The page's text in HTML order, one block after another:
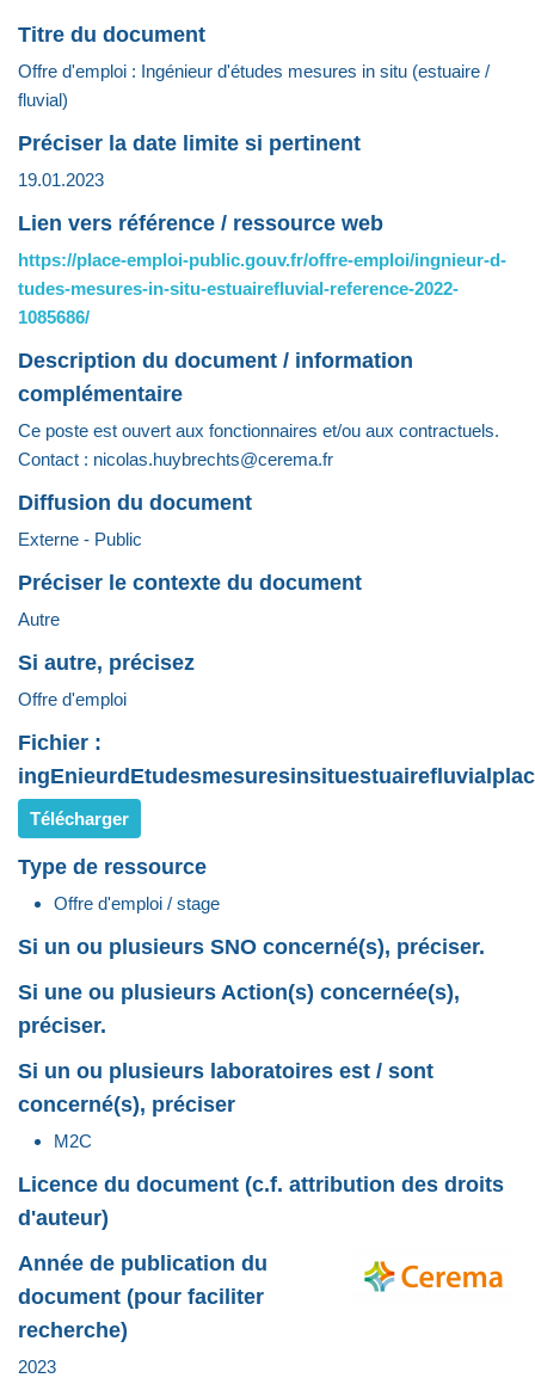
Titre du document
Offre d'emploi : Ingénieur d'études mesures in situ (estuaire /
fluvial)
Préciser la date limite si pertinent
19.01.2023
Lien vers référence / ressource web
https://place-emploi-public.gouv.fr/offre-emploi/ingnieur-d-
tudes-mesures-in-situ-estuairefluvial-reference-2022-
1085686/
Description du document / information
complémentaire
Ce poste est ouvert aux fonctionnaires et/ou aux contractuels.
Contact : nicolas.huybrechts@cerema.fr
Diffusion du document
Externe - Public
Préciser le contexte du document
Autre
Si autre, précisez
Offre d'emploi
Fichier :
Télécharger
Type de ressource
Offre d'emploi / stage
Si un ou plusieurs SNO concerné(s), préciser.
Si une ou plusieurs Action(s) concernée(s),
préciser.
Si un ou plusieurs laboratoires est / sont
concerné(s), préciser
M2C
Licence du document (c.f. attribution des droits
d'auteur)
Année de publication du
document (pour faciliter
recherche)
2023